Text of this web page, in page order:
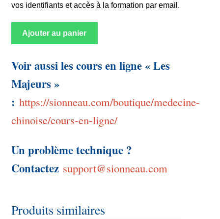
vos identifiants et accès à la formation par email.
Ajouter au panier
Voir aussi les cours en ligne « Les
Majeurs »
: https://sionneau.com/boutique/medecine-
chinoise/cours-en-ligne/
Un problème technique ?
Contactez support@sionneau.com
Produits similaires